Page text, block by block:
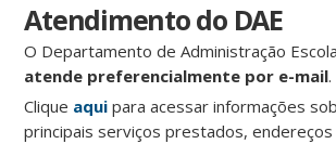
Atendimento do DAE
O Departamento de Administração
atende preferencialmente por e-mail.
Clique aqui para acessar informações
principais serviços prestados,